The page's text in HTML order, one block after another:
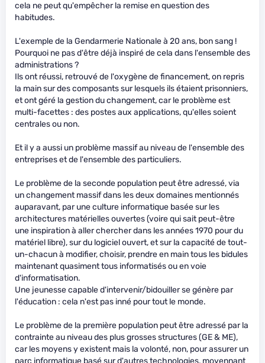
cela ne peut qu'empêcher la remise en question des
habitudes.
L'exemple de la Gendarmerie Nationale à 20 ans, bon sang !
Pourquoi ne pas d'être déjà inspiré de cela dans l'ensemble des
administrations ?
Ils ont réussi, retrouvé de l'oxygène de financement, on repris
la main sur des composants sur lesquels ils étaient prisonniers,
et ont géré la gestion du changement, car le problème est
multi-facettes : des postes aux applications, qu'elles soient
centrales ou non.
Et il y a aussi un problème massif au niveau de l'ensemble des
entreprises et de l'ensemble des particuliers.
Le problème de la seconde population peut être adressé, via
un changement massif dans les deux domaines mentionnés
auparavant, par une culture informatique basée sur les
architectures matérielles ouvertes (voire qui sait peut-être
une inspiration à aller chercher dans les années 1970 pour du
matériel libre), sur du logiciel ouvert, et sur la capacité de tout-
un-chacun à modifier, choisir, prendre en main tous les bidules
maintenant quasiment tous informatisés ou en voie
d'informatisation.
Une jeunesse capable d'intervenir/bidouiller se génère par
l'éducation : cela n'est pas inné pour tout le monde.
Le problème de la première population peut être adressé par la
contrainte au niveau des plus grosses structures (GE & ME),
car les moyens y existent mais la volonté, non, pour assurer un